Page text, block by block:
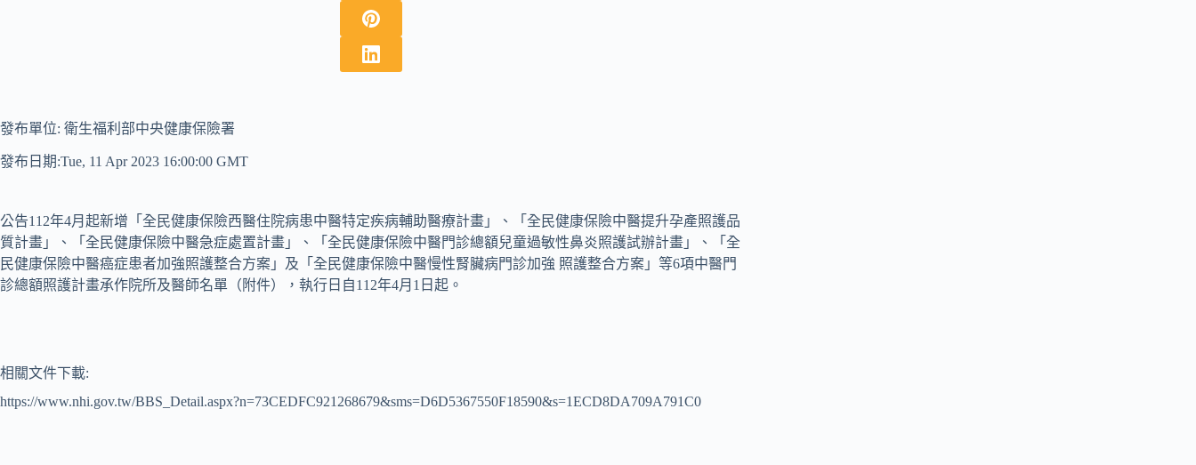
發布單位: 衛生福利部中央健康保險署
發布日期:Tue, 11 Apr 2023 16:00:00 GMT
公告112年4月起新增「全民健康保險西醫住院病患中醫特定疾病輔助醫療計畫」、「全民健康保險中醫提升孕產照護品
質計畫」、「全民健康保險中醫急症處置計畫」、「全民健康保險中醫門診總額兒童過敏性鼻炎照護試辦計畫」、「全
民健康保險中醫癌症患者加強照護整合方案」及「全民健康保險中醫慢性腎臟病門診加強 照護整合方案」等6項中醫門
診總額照護計畫承作院所及醫師名單（附件），執行日自112年4月1日起。
相關文件下載:
https://www.nhi.gov.tw/BBS_Detail.aspx?n=73CEDFC921268679&sms=D6D5367550F18590&s=1ECD8DA709A791C0